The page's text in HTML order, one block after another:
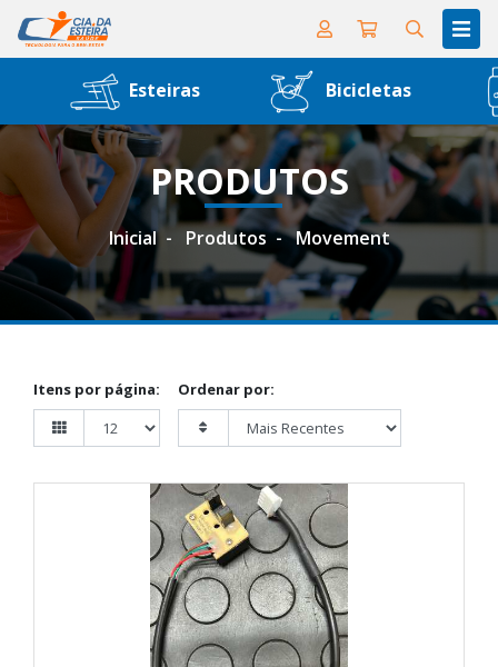
Esteiras Bicicletas
PRODUTOS
Inicial Produtos Movement
Itens por página: Ordenar por: